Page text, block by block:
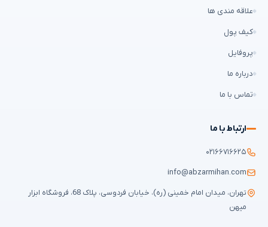
علاقه مندی ها
کیف پول
پروفایل
درباره ما
تماس با ما
ارتباط با ما
۰۲۱۶۶۷۱۶۶۲۵
info@abzarmihan.com
تهران، میدان امام خمینی (ره)، خیابان فردوسی، پلاک 68، فروشگاه ابزار
میهن